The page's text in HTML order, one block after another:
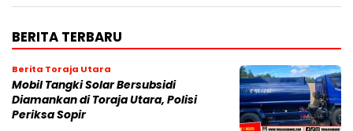
BERITA TERBARU
Berita Toraja Utara
Mobil Tangki Solar Bersubsidi
Diamankan di Toraja Utara, Polisi
Periksa Sopir